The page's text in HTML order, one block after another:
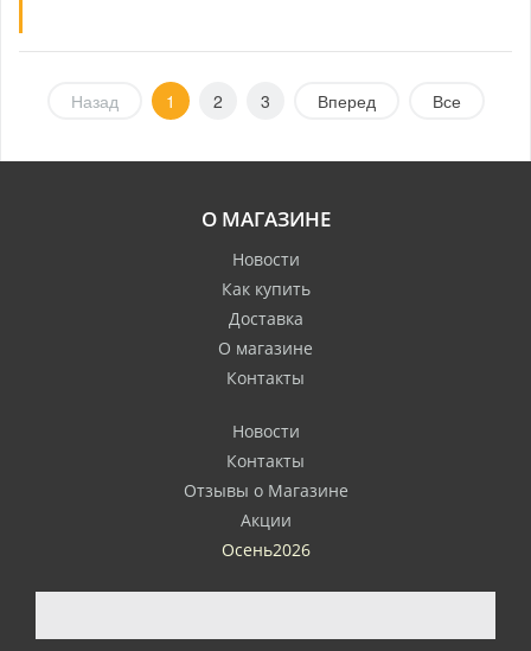
Назад 1 2 3 Вперед Все
О МАГАЗИНЕ
Новости
Как купить
Доставка
О магазине
Контакты
Новости
Контакты
Отзывы о Магазине
Акции
Осень2026